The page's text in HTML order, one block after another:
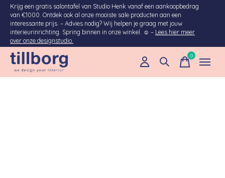
Krijg een gratis salontafel van Studio Henk vanaf een aankoopbedrag
van €1000. Ontdek ook al onze mooiste sale producten aan een
interessante prijs. – Advies nodig? Wij helpen je graag met jouw
interieurinrichting. Spring binnen in onze winkel. ☺ – Lees hier meer
over onze designstudio.
0items